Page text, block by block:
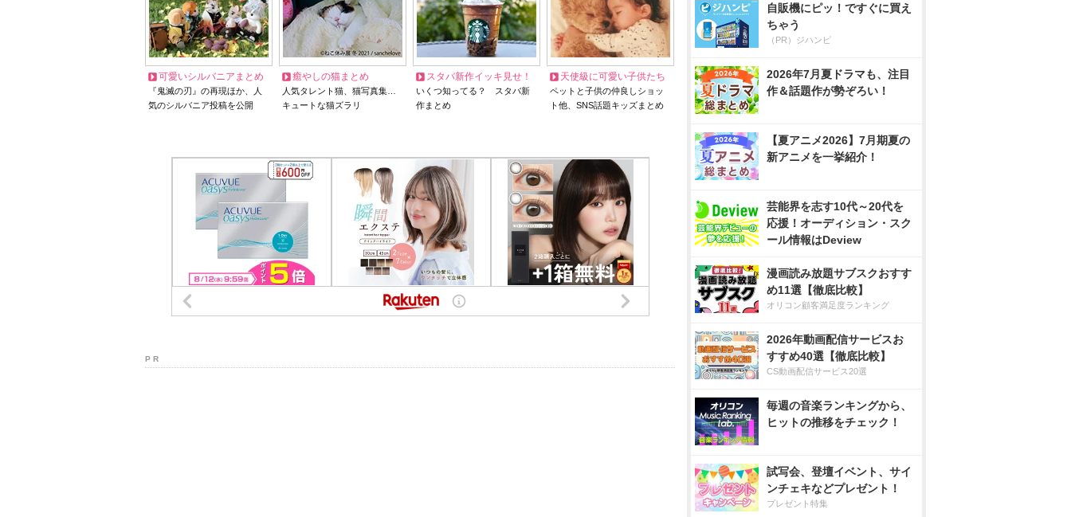
可愛いシルバニアまとめ
『鬼滅の刃』の再現ほか、人
気のシルバニア投稿を公開
癒やしの猫まとめ
人気タレント猫、猫写真集…
キュートな猫ズラリ
スタバ新作イッキ見せ！
いくつ知ってる？ スタバ新
作まとめ
天使級に可愛い子供たち
ペットと子供の仲良しショッ
ト他、SNS話題キッズまとめ
P R
自販機にピッ！ですぐに買え
ちゃう
（PR）ジハンピ
2026年7月夏ドラマも、注目
作＆話題作が勢ぞろい！
【夏アニメ2026】7月期夏の
新アニメを一挙紹介！
芸能界を志す10代～20代を
応援！オーディション・スク
ール情報はDeview
漫画読み放題サブスクおすす
め11選【徹底比較】
オリコン顧客満足度ランキング
2026年動画配信サービスお
すすめ40選【徹底比較】
CS動画配信サービス20選
毎週の音楽ランキングから、
ヒットの推移をチェック！
試写会、登壇イベント、サイ
ンチェキなどプレゼント！
プレゼント特集